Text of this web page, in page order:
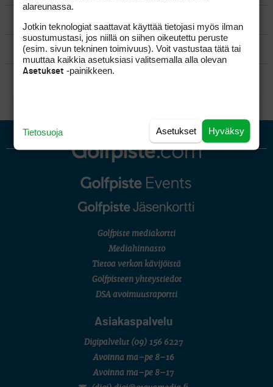
MATKAILU
KILPAGOLF & HARJOITTELU
Golfpiste mediakortti
Mediahinnasto
Tietoa verkon kävijöistä
Golfpisteen yhteystiedot
DSA avoimuusraportti
Asiakaspalvelu
Digipalvelut (09) 156 6227
Avoinna ma–pe 8–16
Avoinna ma–pe 8–17
alareunassa.
Jotkin teknologiat saattavat käyttää tietojasi myös ilman
suostumustasi, jos niillä on siihen oikeutettu peruste
(esim. sivun tekninen toimivuus). Voit vastustaa tätä tai
muuttaa kaikkia asetuksiasi valitsemalla alla olevan
Asetukset -painikkeen.
Hyväksy
Asetukset
Tietosuoja